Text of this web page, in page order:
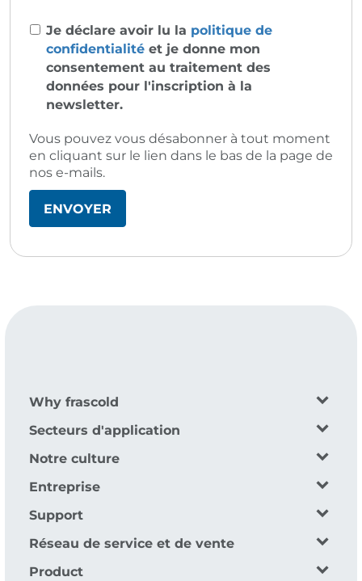
Je déclare avoir lu la politique de
confidentialité et je donne mon
consentement au traitement des
données pour l'inscription à la
newsletter.
Vous pouvez vous désabonner à tout moment
en cliquant sur le lien dans le bas de la page de
nos e-mails.
Why frascold
Secteurs d'application
Notre culture
Entreprise
Support
Réseau de service et de vente
Product